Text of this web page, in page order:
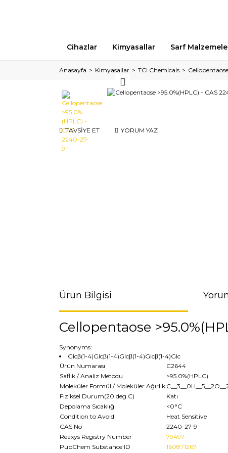
Cihazlar Kimyasallar Sarf
Anasayfa Kimyasallar TCI Chemicals
TAVSİYE ET YORUM YAZ
Ürün Bilgisi
Cellopentaose
Synonyms:
Glcβ(1-4)Glcβ(1-4)Glcβ(1-4)Glcβ(1-4)Glc
Ürün Numarası
C2644
Saflık / Analiz Metodu
>95.0%(HPLC)
Moleküler Formül / Moleküler Ağırlık
Fiziksel Durum(20 deg.C)
Katı
Depolama Sıcaklığı
<0°C
Condition to Avoid
Heat Sensitive
CAS No
2240-27-9
Reaxys Registry Number
79497
PubChem Substance ID
160871267